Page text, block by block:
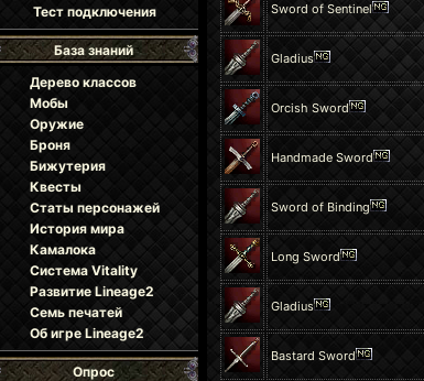
Тест подключения
База знаний
Дерево классов
Мобы
Оружие
Броня
Бижутерия
Квесты
Статы персонажей
История мира
Камалока
Система Vitality
Развитие Lineage2
Семь печатей
Об игре Lineage2
Опрос
Sword of Sentinel
Gladius
Orcish Sword
Handmade Sword
Sword of Binding
Long Sword
Gladius
Bastard Sword